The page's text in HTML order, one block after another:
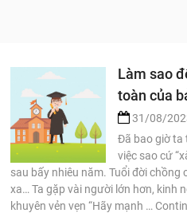
Làm sao
toàn của
31/08/
Đã bao giờ ta
việc sao cứ
sau bấy nhiêu năm. Tuổi đời
xa… Ta gặp vài người lớn hơn, kinh
khuyên vẻn vẹn “Hãy mạnh …